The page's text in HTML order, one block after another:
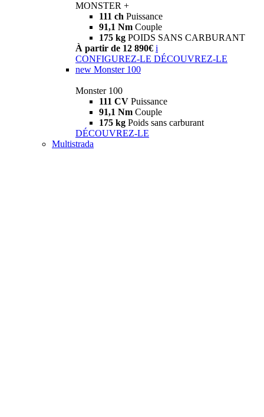
MONSTER +
111 ch Puissance
91,1 Nm Couple
175 kg POIDS SANS CARBURANT
À partir de 12 890€ i
CONFIGUREZ-LE DÉCOUVREZ-LE
new Monster 100
Monster 100
111 CV Puissance
91,1 Nm Couple
175 kg Poids sans carburant
DÉCOUVREZ-LE
Multistrada